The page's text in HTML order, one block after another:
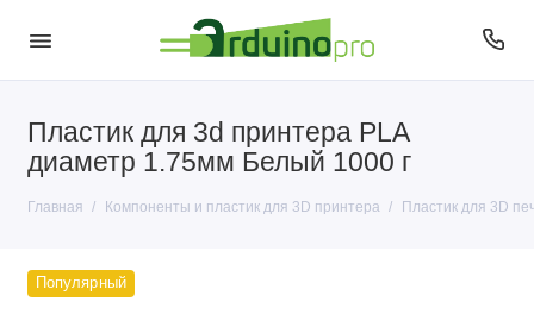
Пластик для 3d принтера PLA
диаметр 1.75мм Белый 1000 г
Главная Компоненты и пластик для 3D принтера Пластик для 3D
Пластик для 3D печати
Популярный